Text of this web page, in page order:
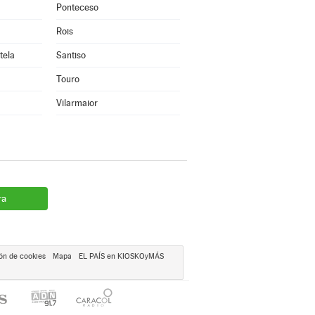
Ponteceso
Rois
Santiso
Touro
Vilarmaior
de cookies Mapa EL PAÍS en KIOSKOyMÁS